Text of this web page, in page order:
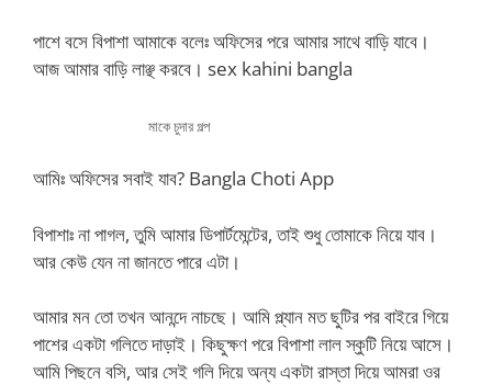
পাশে বসে বিপাশা আমাকে বলেঃ অফিসের পরে আমার সাথে বাড়ি যাবে।
আজ আমার বাড়ি লাঞ্ছ করবে। sex kahini bangla
মাকে চুদার গল্প
আমিঃ অফিসের সবাই যাব? Bangla Choti App
বিপাশাঃ না পাগল, তুমি আমার ডিপার্টমেন্টের, তাই শুধু তোমাকে নিয়ে যাব।
আর কেউ যেন না জানতে পারে এটা।
আমার মন তো তখন আনন্দে নাচছে। আমি প্ল্যান মত ছুটির পর বাইরে গিয়ে
পাশের একটা গলিতে দাড়াই। কিছুক্ষণ পরে বিপাশা লাল স্কুটি নিয়ে আসে।
আমি পিছনে বসি, আর সেই গলি দিয়ে অন্য একটা রাস্তা দিয়ে আমরা ওর